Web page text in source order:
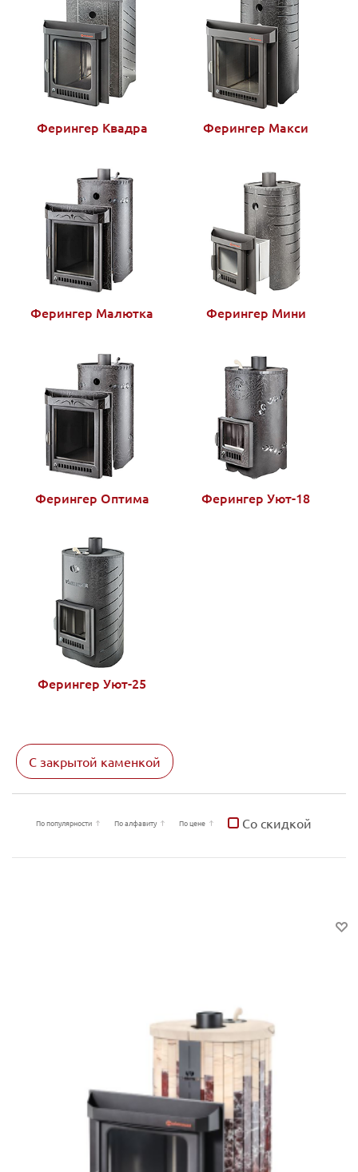
Ферингер Квадра Ферингер Макси
Ферингер Малютка Ферингер Мини
Ферингер Оптима Ферингер Уют-18
Ферингер Уют-25
С закрытой каменкой
По популярности По алфавиту По цене Со скидкой